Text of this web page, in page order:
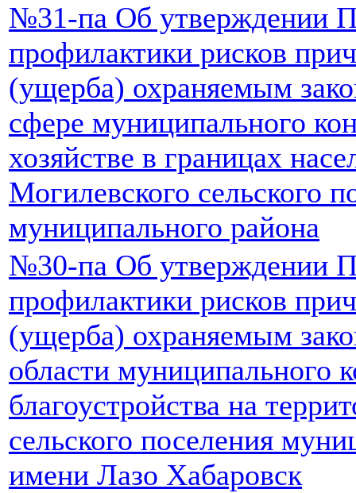
№31-па Об утверждении
профилактики рисков
(ущерба) охраняемым
сфере муниципального
хозяйстве в границах
Могилевского сельского
муниципального района
№30-па Об утверждении
профилактики рисков
(ущерба) охраняемым
области муниципального
благоустройства на
сельского поселения
имени Лазо Хабаровск